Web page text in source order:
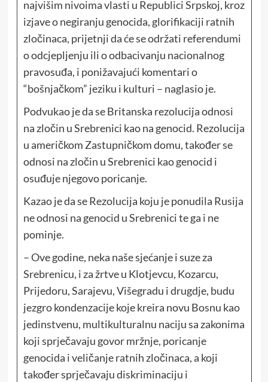
najvišim nivoima vlasti u Republici Srpskoj, kroz
izjave o negiranju genocida, glorifikaciji ratnih
zločinaca, prijetnji da će se održati referendumi
o odcjepljenju ili o odbacivanju nacionalnog
pravosuđa, i ponižavajući komentari o
“bošnjačkom” jeziku i kulturi – naglasio je.
Podvukao je da se Britanska rezolucija odnosi
na zločin u Srebrenici kao na genocid. Rezolucija
u američkom Zastupničkom domu, također se
odnosi na zločin u Srebrenici kao genocid i
osuđuje njegovo poricanje.
Kazao je da se Rezolucija koju je ponudila Rusija
ne odnosi na genocid u Srebrenici te ga i ne
pominje.
– Ove godine, neka naše sjećanje i suze za
Srebrenicu, i za žrtve u Klotjevcu, Kozarcu,
Prijedoru, Sarajevu, Višegradu i drugdje, budu
jezgro kondenzacije koje kreira novu Bosnu kao
jedinstvenu, multikulturalnu naciju sa zakonima
koji sprječavaju govor mržnje, poricanje
genocida i veličanje ratnih zločinaca, a koji
također sprječavaju diskriminaciju i